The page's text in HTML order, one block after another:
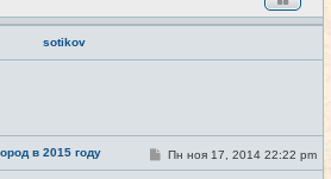
sotikov
в 2015 году #15
С
о
Пн ноя 17, 2014 22:22 pm